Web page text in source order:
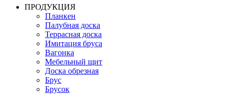
ПРОДУКЦИЯ
Планкен
Палубная доска
Террасная доска
Имитация бруса
Вагонка
Мебельный щит
Доска обрезная
Брус
Брусок